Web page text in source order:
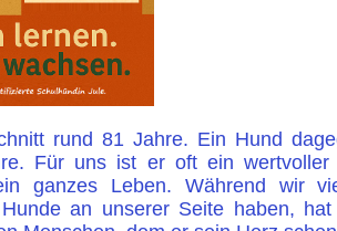
rund 81 Jahre. Ein Hund
Für uns ist er oft ein wertvoller
ganzes Leben. Während wir
an unserer Seite haben,